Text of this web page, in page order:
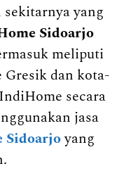
yang
Sidoarjo
meliputi
dan kota-
secara
jasa
Sidoarjoyang